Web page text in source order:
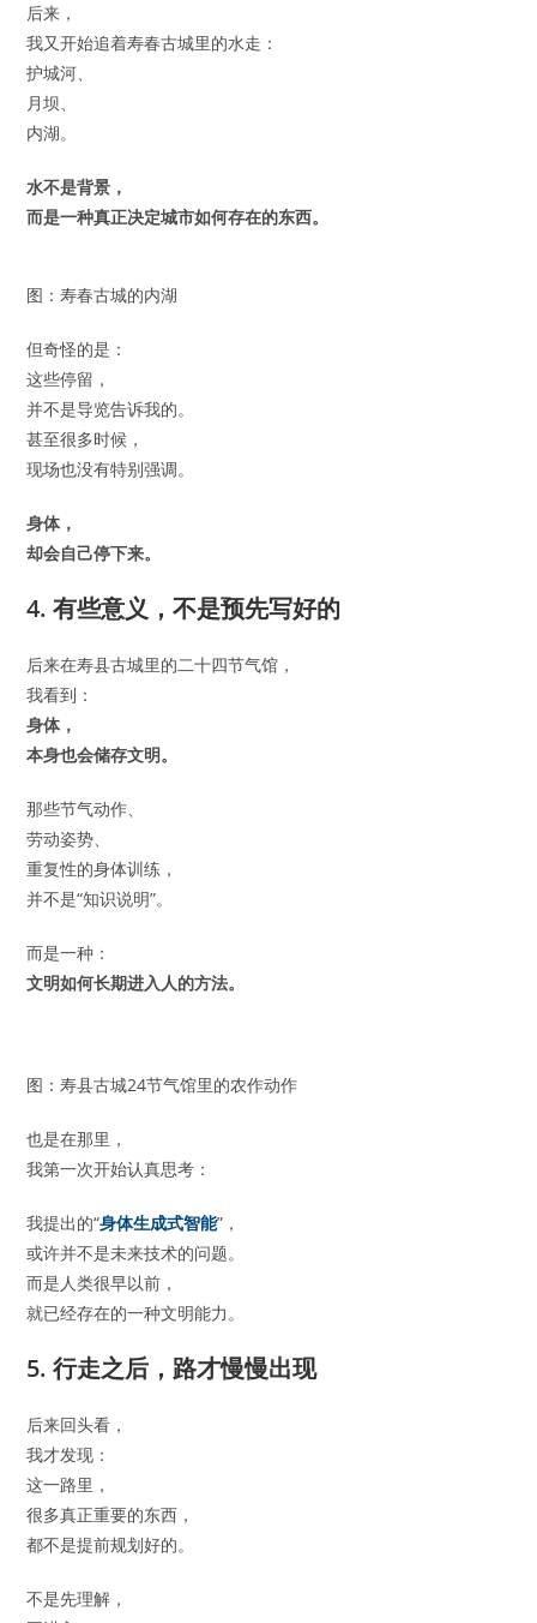
后来，
我又开始追着寿春古城里的水走：
护城河、
月坝、
内湖。
水不是背景，
而是一种真正决定城市如何存在的东西。
图：寿春古城的内湖
但奇怪的是：
这些停留，
并不是导览告诉我的。
甚至很多时候，
现场也没有特别强调。
身体，
却会自己停下来。
4. 有些意义，不是预先写好的
后来在寿县古城里的二十四节气馆，
我看到：
身体，
本身也会储存文明。
那些节气动作、
劳动姿势、
重复性的身体训练，
并不是“知识说明”。
而是一种：
文明如何长期进入人的方法。
图：寿县古城24节气馆里的农作动作
也是在那里，
我第一次开始认真思考：
我提出的“身体生成式智能”，
或许并不是未来技术的问题。
而是人类很早以前，
就已经存在的一种文明能力。
5. 行走之后，路才慢慢出现
后来回头看，
我才发现：
这一路里，
很多真正重要的东西，
都不是提前规划好的。
不是先理解，